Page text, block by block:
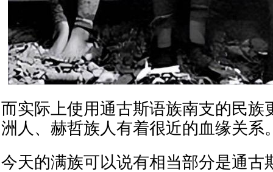
而实际上使用通古斯语族南支的民族
洲人、赫哲族人有着很近的血缘关系
今天的满族可以说有相当部分是通古